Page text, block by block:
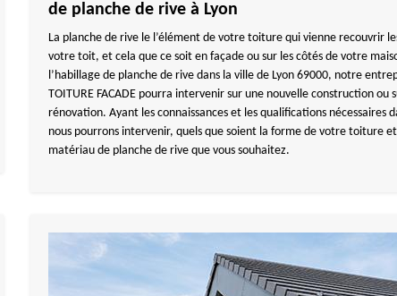
de planche de rive à Lyon
La planche de rive le l’élément de votre toiture qui vienne recouvrir
votre toit, et cela que ce soit en façade ou sur les côtés de votre
l’habillage de planche de rive dans la ville de Lyon 69000, notre
TOITURE FACADE pourra intervenir sur une nouvelle construction ou
rénovation. Ayant les connaissances et les qualifications nécessaires
nous pourrons intervenir, quels que soient la forme de votre toiture
matériau de planche de rive que vous souhaitez.